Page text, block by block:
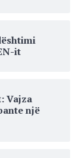
it
Vajza
një